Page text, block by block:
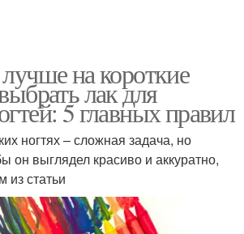
на короткие
лак для
5 главных правил
ногтях – сложная задача, но
он выглядел красиво и аккуратно,
из статьи